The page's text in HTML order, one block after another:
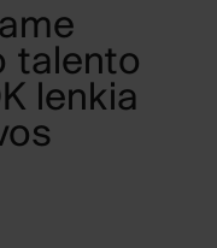
talento
lenkia